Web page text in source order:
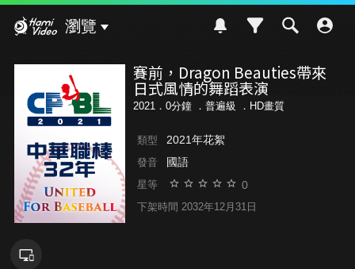
瀏覽
賽前，Dragon Beauties帶來
日式風情的舞蹈表演
2021．0分鐘 ． 普遍級 ．HD畫質
類型 2021年花絮
發音 國語
星等 0
下架時間 2032年12月31日